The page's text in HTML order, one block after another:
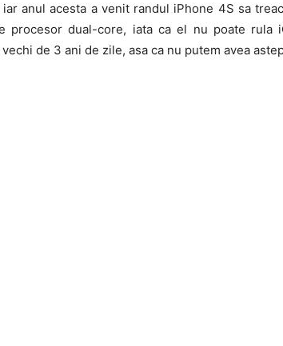
anul acesta a venit randul iPhone 4S sa
procesor dual-core, iata ca el nu poate rula
de 3 ani de zile, asa ca nu putem avea